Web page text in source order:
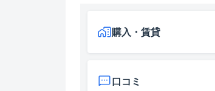
購入・賃貸
口コミ